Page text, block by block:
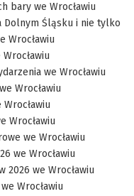
bary we Wrocławiu
Dolnym Śląsku i nie tylko
Wrocławiu
we Wrocławiu
Wrocławiu
Wrocławiu
we Wrocławiu
we Wrocławiu
2026 we Wrocławiu
Wrocławiu